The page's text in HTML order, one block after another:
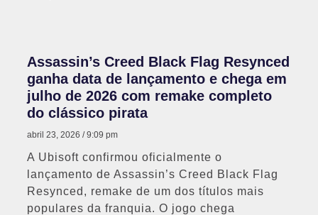
Assassin’s Creed Black Flag Resynced
ganha data de lançamento e chega em
julho de 2026 com remake completo
do clássico pirata
abril 23, 2026 9:09 pm
A Ubisoft confirmou oficialmente o
lançamento de Assassin’s Creed Black Flag
Resynced, remake de um dos títulos mais
populares da franquia. O jogo chega